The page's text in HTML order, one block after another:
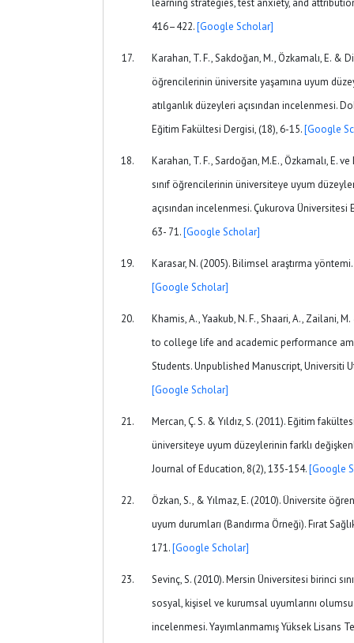
learning strategies, test anxiety, and
416–422.[Google Scholar]
Karahan, T. F., Sakdoğan, M., Özkamalı, E. &
öğrencilerinin üniversite yaşamına uyum
atılganlık düzeyleri açısından incelenmesi.
Eğitim Fakültesi Dergisi, (18), 6-15.[Google
Karahan, T. F., Sardoğan, M.E., Özkamalı, E.
sınıf öğrencilerinin üniversiteye uyum
açısından incelenmesi. Çukurova
63- 71.[Google Scholar]
Karasar, N. (2005). Bilimsel araştırma yöntemi.
[Google Scholar]
Khamis, A., Yaakub, N. F., Shaari, A., Zailani,
to college life and academic performance
Students. Unpublished Manuscript, Universiti
[Google Scholar]
Mercan, Ç. S. & Yıldız, S. (2011). Eğitim
üniversiteye uyum düzeylerinin farklı
Journal of Education, 8(2), 135-154.[Google
Özkan, S., & Yılmaz, E. (2010). Üniversite
uyum durumları (Bandırma Örneği). Fırat
171.[Google Scholar]
Sevinç, S. (2010). Mersin Üniversitesi birinci
sosyal, kişisel ve kurumsal uyumlarını
incelenmesi. Yayımlanmamış Yüksek Lisans